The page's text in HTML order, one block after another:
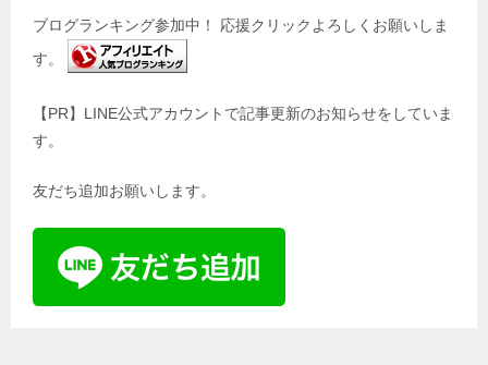
ブログランキング参加中！ 応援クリックよろしくお願いしま
す。
【PR】LINE公式アカウントで記事更新のお知らせをしていま
す。
友だち追加お願いします。